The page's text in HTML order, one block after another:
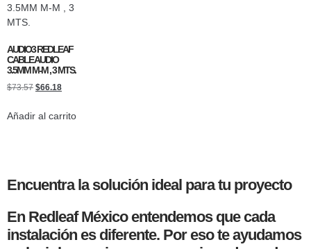
AUDIO3 REDLEAF
CABLE AUDIO
3.5MM M-M , 3 MTS.
$73.57 $66.18
Añadir al carrito
Encuentra la solución ideal para tu proyecto
En Redleaf México entendemos que cada
instalación es diferente. Por eso te ayudamos